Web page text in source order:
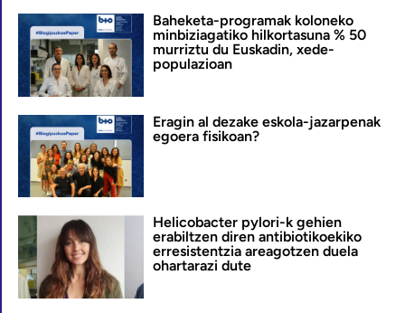
Baheketa-programak koloneko
minbiziagatiko hilkortasuna % 50
murriztu du Euskadin, xede-
populazioan
Eragin al dezake eskola-jazarpenak
egoera fisikoan?
Helicobacter pylori-k gehien
erabiltzen diren antibiotikoekiko
erresistentzia areagotzen duela
ohartarazi dute